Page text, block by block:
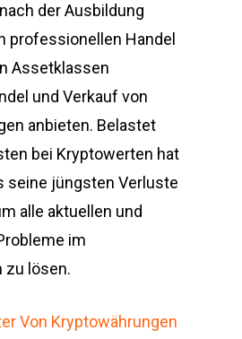
der Ausbildung
professionellen Handel
Assetklassen
und Verkauf von
anbieten. Belastet
bei Kryptowerten hat
seine jüngsten Verluste
alle aktuellen und
im
zu lösen.
Von Kryptowährungen